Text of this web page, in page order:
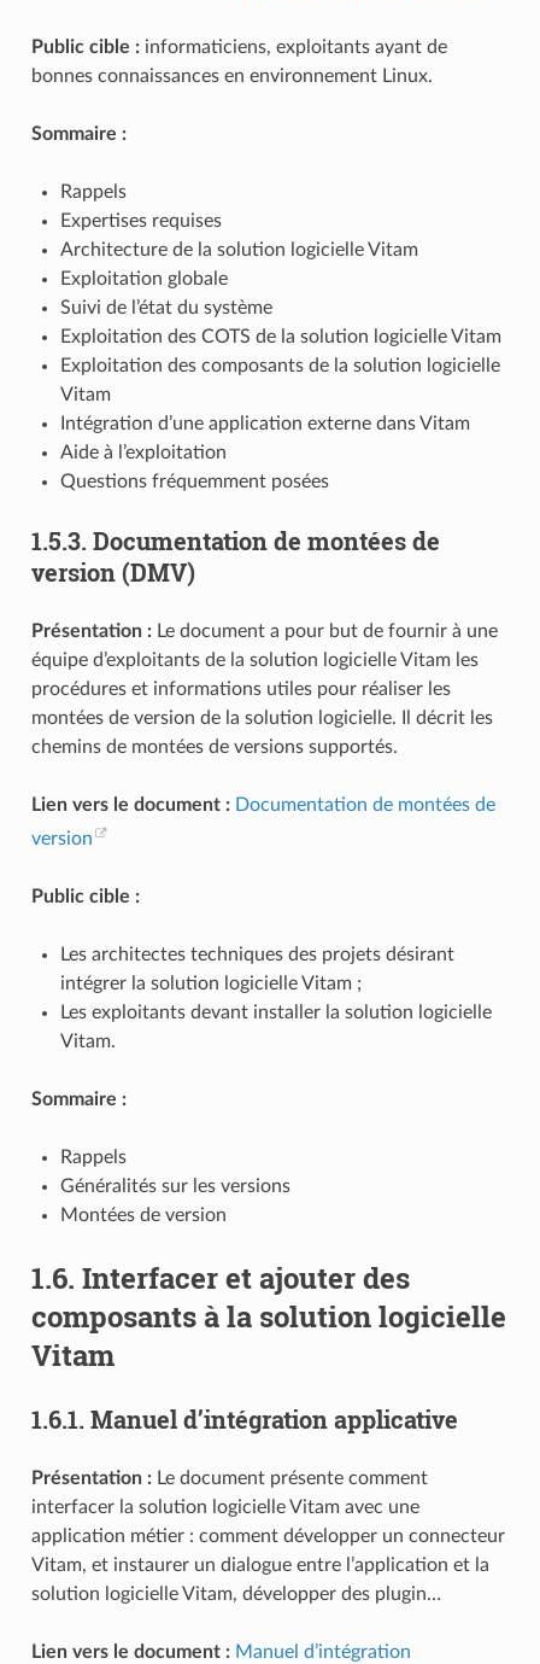
Public cible :informaticiens, exploitants ayant de
bonnes connaissances en environnement Linux.
Sommaire :
Rappels
Expertises requises
Architecture de la solution logicielle Vitam
Exploitation globale
Suivi de l’état du système
Exploitation des COTS de la solution logicielle Vitam
Exploitation des composants de la solution logicielle
Vitam
Intégration d’une application externe dans Vitam
Aide à l’exploitation
Questions fréquemment posées
1.5.3. Documentation de montées de
version (DMV)
Présentation :Le document a pour but de fournir à une
équipe d’exploitants de la solution logicielle Vitam les
procédures et informations utiles pour réaliser les
montées de version de la solution logicielle. Il décrit les
chemins de montées de versions supportés.
Lien vers le document : Documentation de montées de
version
Public cible :
Les architectes techniques des projets désirant
intégrer la solution logicielle Vitam ;
Les exploitants devant installer la solution logicielle
Vitam.
Sommaire :
Rappels
Généralités sur les versions
Montées de version
1.6. Interfacer et ajouter des
composants à la solution logicielle
Vitam
1.6.1. Manuel d’intégration applicative
Présentation :Le document présente comment
interfacer la solution logicielle Vitam avec une
application métier : comment développer un connecteur
Vitam, et instaurer un dialogue entre l’application et la
solution logicielle Vitam, développer des plugin…
Lien vers le document : Manuel d’intégration